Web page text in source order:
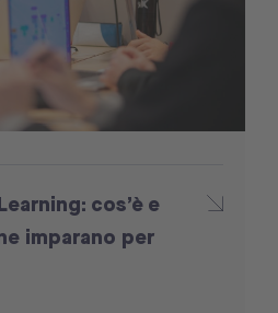
cos’è e
imparano per